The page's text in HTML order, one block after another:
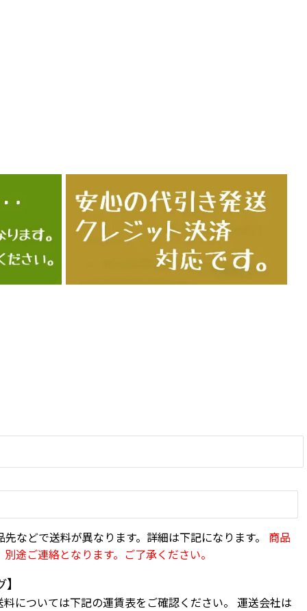
などで送料が異なります。詳細は下記になります。 商品
途ご連絡となります。ご了承ください。
については下記の運賃表をご確認ください。 運送会社は